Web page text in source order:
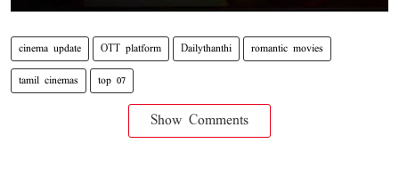
cinema update OTT platform Dailythanthi romantic movies
tamil cinemas top 07
Show Comments